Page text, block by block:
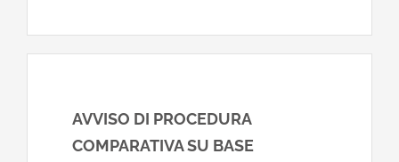
AVVISO DI PROCEDURA
COMPARATIVA SU BASE